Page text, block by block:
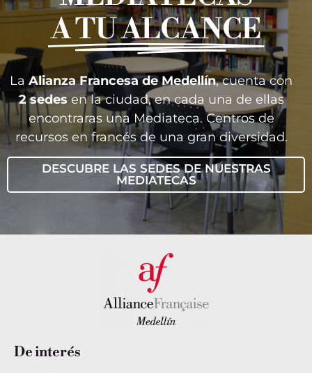
A TU ALCANCE
LaAlianza Francesa de Medellín, cuenta con
2 sedes en la ciudad, en cada una de ellas
encontraras una Mediateca. Centros de
recursos en francés de una gran diversidad.
DESCUBRE LAS SEDES DE NUESTRAS
MEDIATECAS
Deinterés